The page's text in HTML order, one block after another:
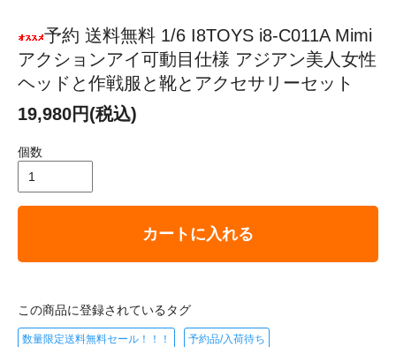
予約 送料無料 1/6 I8TOYS i8-C011A Mimi
アクションアイ可動目仕様 アジアン美人女性
ヘッドと作戦服と靴とアクセサリーセット
19,980円(税込)
個数
カートに入れる
この商品に登録されているタグ
数量限定送料無料セール！！！ 予約品/入荷待ち